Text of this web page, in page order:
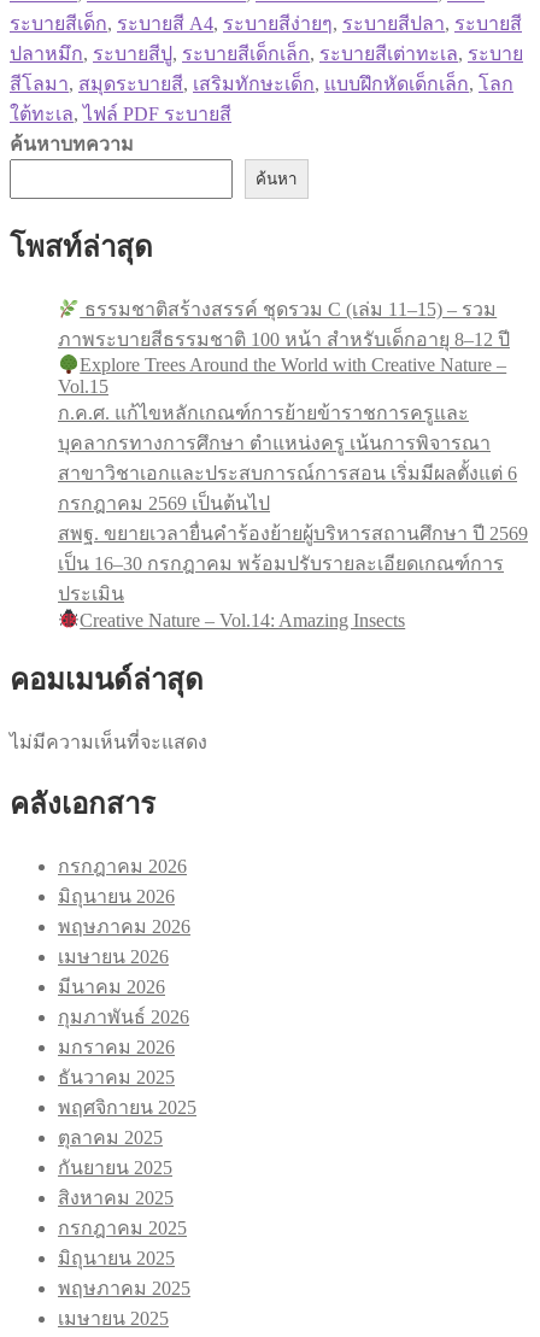
ระบายสีเด็ก, ระบายสี A4, ระบายสีง่ายๆ, ระบายสีปลา, ระบายสี
ปลาหมึก, ระบายสีปู, ระบายสีเด็กเล็ก, ระบายสีเต่าทะเล, ระบาย
สีโลมา, สมุดระบายสี, เสริมทักษะเด็ก, แบบฝึกหัดเด็กเล็ก, โลก
ใต้ทะเล,ไฟล์ PDF ระบายสี
ค้นหาบทความ
ค้นหา
โพสท์ล่าสุด
ธรรมชาติสร้างสรรค์ ชุดรวม C (เล่ม 11–15) – รวม
ภาพระบายสีธรรมชาติ 100 หน้า สำหรับเด็กอายุ 8–12 ปี
Explore Trees Around the World with Creative Nature –
Vol.15
ก.ค.ศ. แก้ไขหลักเกณฑ์การย้ายข้าราชการครูและ
บุคลากรทางการศึกษา ตำแหน่งครู เน้นการพิจารณา
สาขาวิชาเอกและประสบการณ์การสอน เริ่มมีผลตั้งแต่ 6
กรกฎาคม 2569 เป็นต้นไป
สพฐ. ขยายเวลายื่นคำร้องย้ายผู้บริหารสถานศึกษา ปี 2569
เป็น 16–30 กรกฎาคม พร้อมปรับรายละเอียดเกณฑ์การ
ประเมิน
Creative Nature – Vol.14: Amazing Insects
คอมเมนด์ล่าสุด
ไม่มีความเห็นที่จะแสดง
คลังเอกสาร
กรกฎาคม 2026
มิถุนายน 2026
พฤษภาคม 2026
เมษายน 2026
มีนาคม 2026
กุมภาพันธ์ 2026
มกราคม 2026
ธันวาคม 2025
พฤศจิกายน 2025
ตุลาคม 2025
กันยายน 2025
สิงหาคม 2025
กรกฎาคม 2025
มิถุนายน 2025
พฤษภาคม 2025
เมษายน 2025